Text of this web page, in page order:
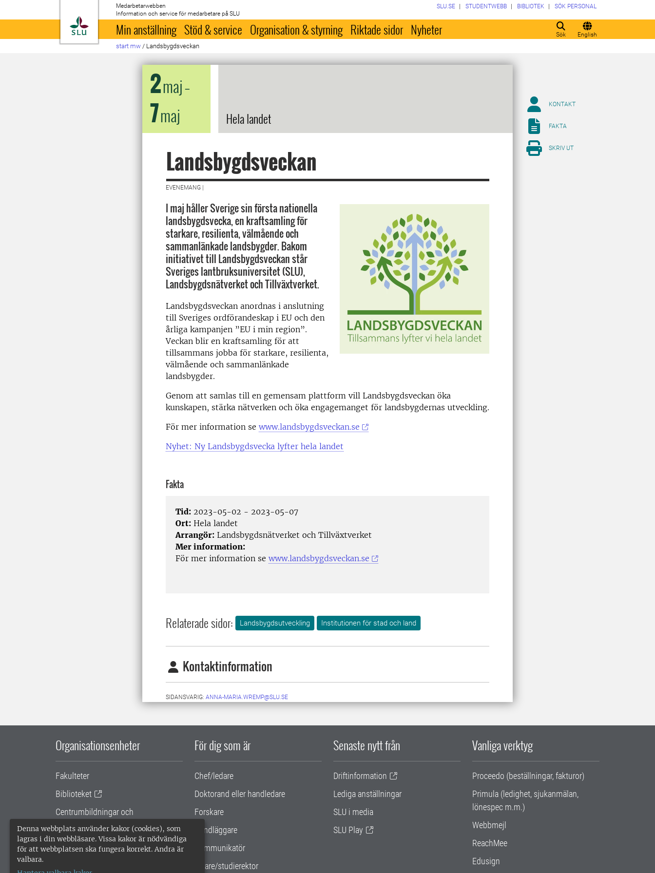
Denna webbplats använder kakor (cookies), som
lagras i din webbläsare. Vissa kakor är nödvändiga
för att webbplatsen ska fungera korrekt. Andra är
valbara.
Till startsida
Medarbetarwebben
Information och service för medarbetare på SLU
Sök English
SLU.SE STUDENTWEBB BIBLIOTEK SÖK PERSONAL
Min anställning Stöd & service Organisation & styrning Riktade sidor Nyheter
start mw / Landsbygdsveckan
2maj–
7maj Hela landet
Landsbygdsveckan
EVENEMANG |
I maj håller Sverige sin första nationella
landsbygdsvecka, en kraftsamling för
starkare, resilienta, välmående och
sammanlänkade landsbygder. Bakom
initiativet till Landsbygdsveckan står
Sveriges lantbruksuniversitet (SLU),
Landsbygdsnätverket och Tillväxtverket.
Landsbygdsveckan anordnas i anslutning
till Sveriges ordförandeskap i EU och den
årliga kampanjen ”EU i min region”.
Veckan blir en kraftsamling för att
tillsammans jobba för starkare, resilienta,
välmående och sammanlänkade
landsbygder.
Genom att samlas till en gemensam plattform vill Landsbygdsveckan öka
kunskapen, stärka nätverken och öka engagemanget för landsbygdernas utveckling.
För mer information se www.landsbygdsveckan.se
Nyhet: Ny Landsbygdsvecka lyfter hela landet
Fakta
Tid: 2023-05-02 - 2023-05-07
Ort: Hela landet
Arrangör: Landsbygdsnätverket och Tillväxtverket
Mer information:
För mer information se www.landsbygdsveckan.se
Relaterade sidor: Landsbygdsutveckling Institutionen för stad och land
Kontaktinformation
SIDANSVARIG: ANNA-MARIA.WREMP@SLU.SE
KONTAKT
FAKTA
SKRIV UT
Organisationsenheter
Fakulteter
Biblioteket
Centrumbildningar och
samarbetsprojekt
Gemensamma verksamhetsstödet
För dig som är
Chef/ledare
Doktorand eller handledare
Forskare
Handläggare
Kommunikatör
Lärare/studierektor
Senaste nytt från
Driftinformation
Lediga anställningar
SLU i media
SLU Play
Vanliga verktyg
Proceedo (beställningar, fakturor)
Primula (ledighet, sjukanmälan,
lönespec m.m.)
Webbmejl
ReachMee
Edusign